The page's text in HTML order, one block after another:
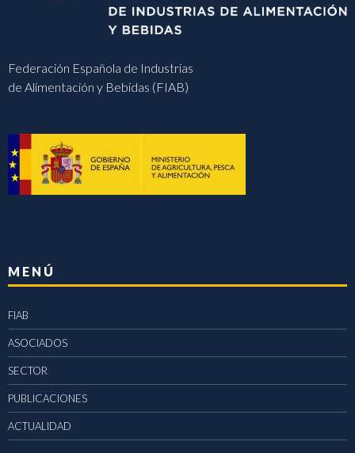
Federación Española de Industrias
de Alimentación y Bebidas (FIAB)
MENÚ
FIAB
ASOCIADOS
SECTOR
PUBLICACIONES
ACTUALIDAD